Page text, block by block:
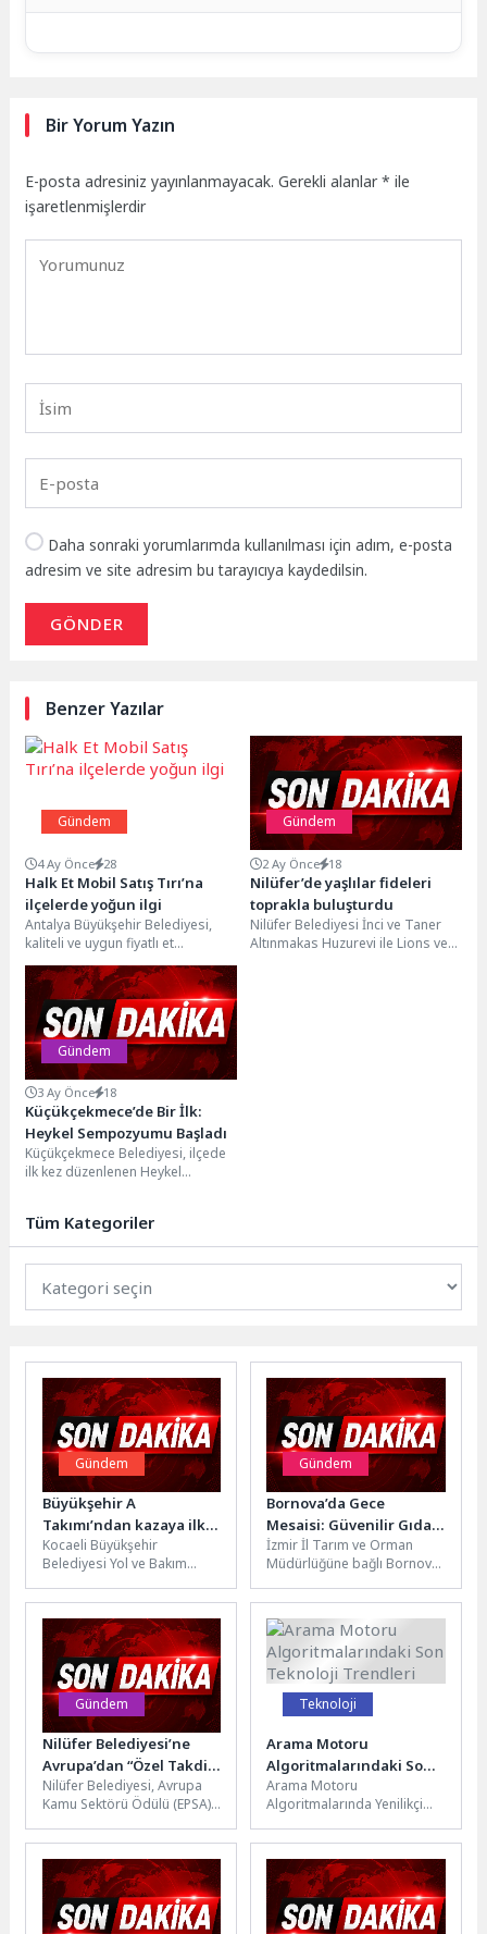
Bir Yorum Yazın
E-posta adresiniz yayınlanmayacak. Gerekli alanlar* ile
işaretlenmişlerdir
Daha sonraki yorumlarımda kullanılması için adım, e-posta
adresim ve site adresim bu tarayıcıya kaydedilsin.
GÖNDER
Benzer Yazılar
Gündem
4 Ay Önce 28
Halk Et Mobil Satış Tırı’na
ilçelerde yoğun ilgi
Antalya Büyükşehir Belediyesi,
kaliteli ve uygun fiyatlı et
ürünlerini, ANET
bünyesindeki Halk Et Mobil Tırıyla
ilçelerde...
Gündem
2 Ay Önce 18
Nilüfer’de yaşlılar fideleri
toprakla buluşturdu
Nilüfer Belediyesi İnci ve Taner
Altınmakas Huzurevi ile Lions ve
Gündem
3 Ay Önce 18
Küçükçekmece’de Bir İlk:
Heykel Sempozyumu Başladı
Küçükçekmece Belediyesi, ilçede
ilk kez düzenlenen Heykel
Akademisi’nde gerçekleştirdi.
Küçükçekmece...
Tüm Kategoriler
Gündem
Büyükşehir A
Takımı’ndan kazaya ilk
müdahale
Kocaeli Büyükşehir
Belediyesi Yol ve Bakım
Takımı ekipleri; bakım-
onarım ve temizlik...
Gündem
Bornova’da Gece
Mesaisi: Güvenilir Gıda
İçin Denetimler Aralıksız
Sürüyor
İzmir İl Tarım ve Orman
Müdürlüğüne bağlı Bornova
Müdürlüğü ekipleri,
vatandaşların...
Gündem
Nilüfer Belediyesi’ne
Avrupa’dan “Özel Takdir”
ödülü
Nilüfer Belediyesi, Avrupa
Kamu Sektörü Ödülü (EPSA)
“Özel Takdir” ödülüne layık
görüldü. Katılımcı...
Teknoloji
Arama Motoru
Algoritmalarındaki Son
Teknoloji Trendleri
Arama Motoru
Algoritmalarında Yenilikçi
algoritmaları sürekli olarak
gelişmekte ve değişmektedir.
Bu değişimler,...